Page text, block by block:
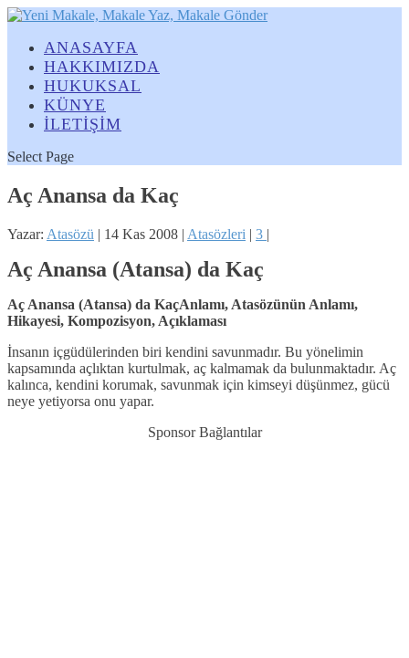
ANASAYFA
HAKKIMIZDA
HUKUKSAL
KÜNYE
İLETİŞİM
Select Page
Aç Anansa da Kaç
Yazar: Atasözü | 14 Kas 2008 | Atasözleri | 3 |
Aç Anansa (Atansa) da Kaç
Aç Anansa (Atansa) da KaçAnlamı, Atasözünün Anlamı,
Hikayesi, Kompozisyon, Açıklaması
İnsanın içgüdülerinden biri kendini savunmadır. Bu yönelimin
kapsamında açlıktan kurtulmak, aç kalmamak da bulunmaktadır. Aç
kalınca, kendini korumak, savunmak için kimseyi düşünmez, gücü
neye yetiyorsa onu yapar.
Sponsor Bağlantılar